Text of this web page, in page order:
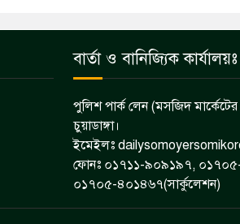
বার্তা ও বানিজ্যিক কার্যালয়ঃ
পুলিশ পার্ক লেন (মসজিদ
চুয়াডাঙ্গা।
ইমেইলঃ
ফোনঃ ০১৭১১-৯০৯১৯৭, ০১৭০৫-
০১৭০৫-৪০১৪৬৭(সার্কুলেশন)